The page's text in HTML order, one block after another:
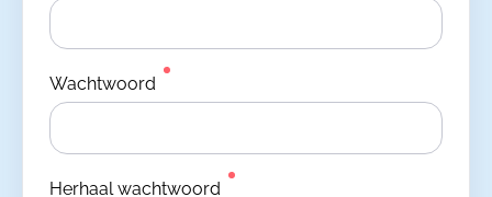
Wachtwoord
Herhaal wachtwoord